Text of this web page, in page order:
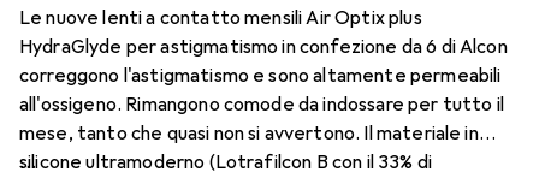
Le nuove lenti a contatto mensili Air Optix plus
HydraGlyde per astigmatismo in confezione da 6 di Alcon
correggono l'astigmatismo e sono altamente permeabili
all'ossigeno. Rimangono comode da indossare per tutto il
mese, tanto che quasi non si avvertono. Il materiale in
silicone ultramoderno (Lotrafilcon B con il 33% di